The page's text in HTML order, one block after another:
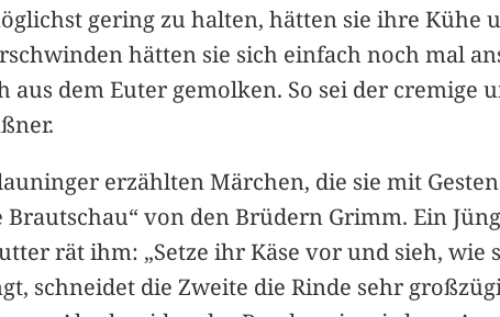
gering zu halten, hätten sie ihre Kühe
hätten sie sich einfach noch mal
aus dem Euter gemolken. So sei der cremige
erzählten Märchen, die sie mit
von den Brüdern Grimm. Ein
rät ihm: „Setze ihr Käse vor und sieh, wie
schneidet die Zweite die Rinde sehr